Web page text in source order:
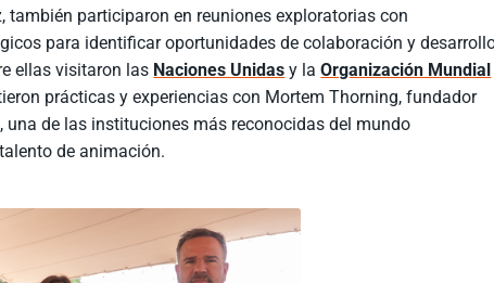
también participaron en reuniones exploratorias con
para identificar oportunidades de colaboración y
ellas visitaron las Naciones Unidas y laOrganización Mundial
prácticas y experiencias con Mortem Thorning, fundador
una de las instituciones más reconocidas del mundo
de animación.